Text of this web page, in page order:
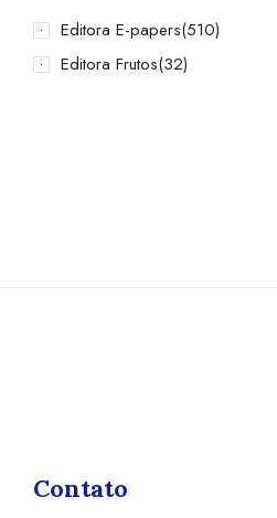
Editora E-papers(510)
Editora Frutos(32)
Contato